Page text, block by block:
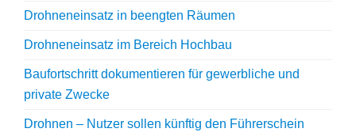
Drohneneinsatz in beengten Räumen
Drohneneinsatz im Bereich Hochbau
Baufortschritt dokumentieren für gewerbliche und
private Zwecke
Drohnen – Nutzer sollen künftig den Führerschein